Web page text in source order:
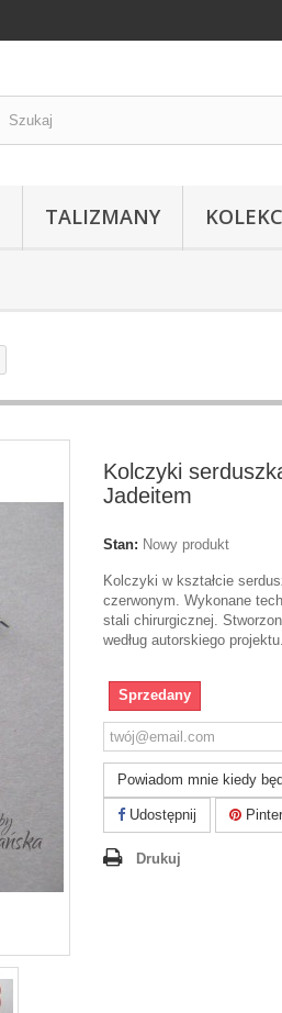
TALIZMANY
Kolczyki
Jadeitem
Stan: Nowy produkt
Kolczyki w kształcie
czerwonym. Wykonane
stali chirurgicznej.
według autorskiego
Sprzedany
Powiadom mnie kiedy
Udostępnij
Drukuj